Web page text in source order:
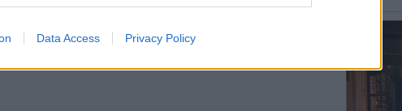
Data Access Privacy Policy